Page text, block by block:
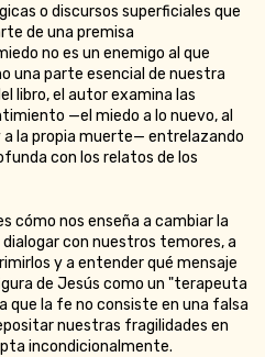
o discursos superficiales que
de una premisa
no es un enemigo al que
una parte esencial de nuestra
libro, el autor examina las
—el miedo a lo nuevo, al
la propia muerte— entrelazando
con los relatos de los
cómo nos enseña a cambiar la
con nuestros temores, a
y a entender qué mensaje
de Jesús como un "terapeuta
que la fe no consiste en una falsa
nuestras fragilidades en
incondicionalmente.